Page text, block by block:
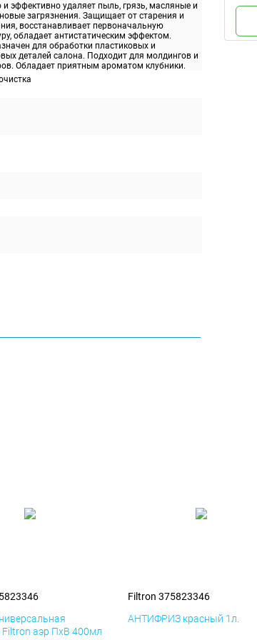
и эффективно удаляет пыль, грязь, масляные и
загрязнения. Защищает от старения и
восстанавливает первоначальную
обладает антистатическим эффектом.
для обработки пластиковых и
деталей салона. Подходит для молдингов и
Обладает приятным ароматом клубники.
Filtron аэр ПхВ 400мл
Filtron 375823346
АНТИФРИЗ красный 1л.